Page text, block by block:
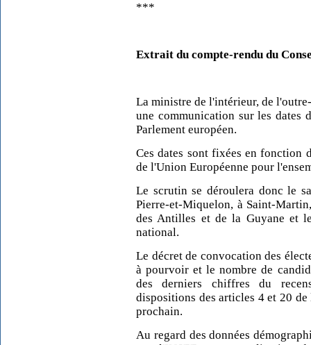
***
Extrait du compte-rendu du
La ministre de l'intérieur, de
une communication sur les dates
Parlement européen.
Ces dates sont fixées en fonction
de l'Union Européenne pour
Le scrutin se déroulera donc le
Pierre-et-Miquelon, à Saint-
des Antilles et de la Guyane et
national.
Le décret de convocation des
à pourvoir et le nombre de
des derniers chiffres du
dispositions des articles 4 et 20
prochain.
Au regard des données